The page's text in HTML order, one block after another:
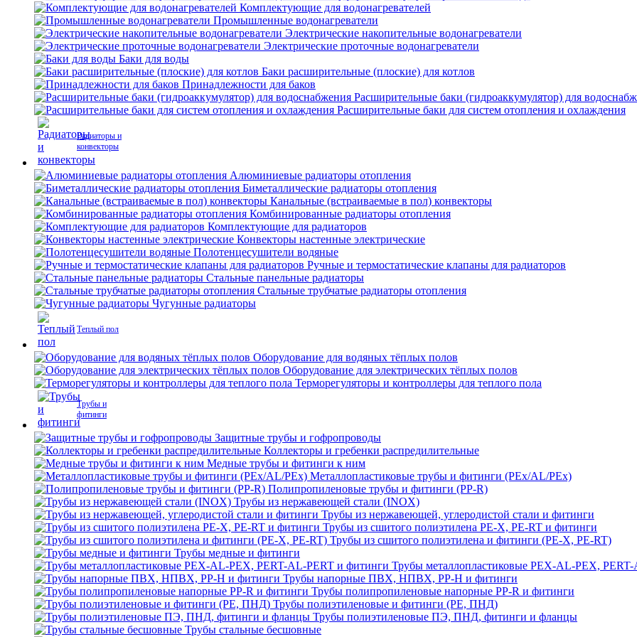
Комплектующие для водонагревателей
Промышленные водонагреватели
Электрические накопительные водонагреватели
Электрические проточные водонагреватели
Баки для воды
Баки расширительные (плоские) для котлов
Принадлежности для баков
Расширительные баки (гидроаккумулятор) для
Расширительные баки для систем отопления и охлаждения
Радиаторы и
конвекторы
Алюминиевые радиаторы отопления
Биметаллические радиаторы отопления
Канальные (встраиваемые в пол) конвекторы
Комбинированные радиаторы отопления
Комплектующие для радиаторов
Конвекторы настенные электрические
Полотенцесушители водяные
Ручные и термостатические клапаны для радиаторов
Стальные панельные радиаторы
Стальные трубчатые радиаторы отопления
Чугунные радиаторы
Теплый пол
Оборудование для водяных тёплых полов
Оборудование для электрических тёплых полов
Терморегуляторы и контроллеры для теплого пола
Трубы и
фитинги
Защитные трубы и гофропроводы
Коллекторы и гребенки распредилительные
Медные трубы и фитинги к ним
Металлопластиковые трубы и фитинги (PEx/AL/PEx)
Полипропиленовые трубы и фитинги (PP-R)
Трубы из нержавеющей стали (INOX)
Трубы из нержавеющей, углеродистой стали и фитинги
Трубы из сшитого полиэтилена PE-X, PE-RT и фитинги
Трубы из сшитого полиэтилена и фитинги (PE-X, PE-RT)
Трубы медные и фитинги
Трубы металлопластиковые PEX-AL-PEX,
Трубы напорные ПВХ, НПВХ, PP-H и фитинги
Трубы полипропиленовые напорные PP-R и фитинги
Трубы полиэтиленовые и фитинги (PE, ПНД)
Трубы полиэтиленовые ПЭ, ПНД, фитинги и фланцы
Трубы стальные бесшовные